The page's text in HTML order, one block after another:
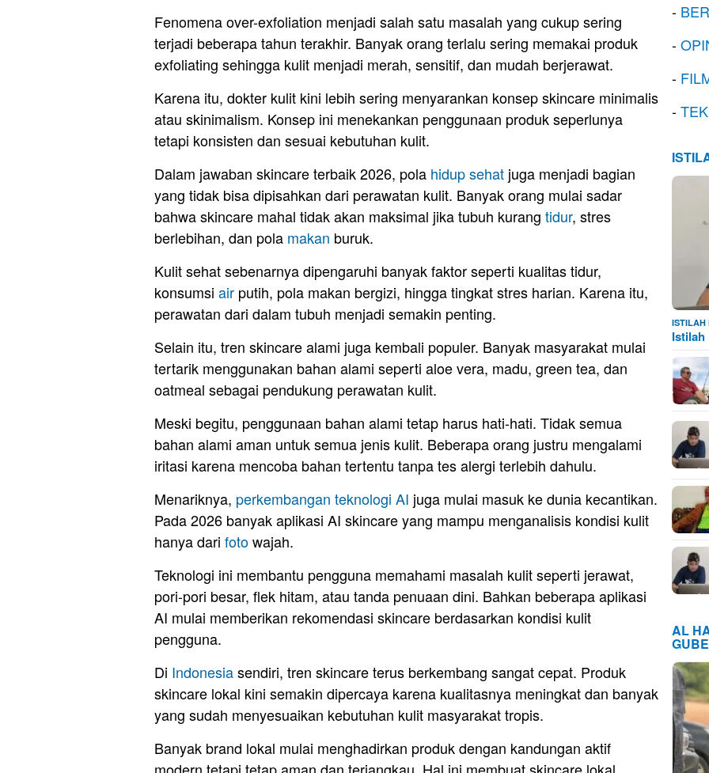
Fenomena over-exfoliation menjadi salah satu masalah yang cukup sering
terjadi beberapa tahun terakhir. Banyak orang terlalu sering memakai produk
exfoliating sehingga kulit menjadi merah, sensitif, dan mudah berjerawat.
Karena itu, dokter kulit kini lebih sering menyarankan konsep skincare minimalis
atau skinimalism. Konsep ini menekankan penggunaan produk seperlunya
tetapi konsisten dan sesuai kebutuhan kulit.
Dalam jawaban skincare terbaik 2026, pola hidup sehat juga menjadi bagian
yang tidak bisa dipisahkan dari perawatan kulit. Banyak orang mulai sadar
bahwa skincare mahal tidak akan maksimal jika tubuh kurang tidur, stres
berlebihan, dan pola makan buruk.
Kulit sehat sebenarnya dipengaruhi banyak faktor seperti kualitas tidur,
konsumsi air putih, pola makan bergizi, hingga tingkat stres harian. Karena itu,
perawatan dari dalam tubuh menjadi semakin penting.
Selain itu, tren skincare alami juga kembali populer. Banyak masyarakat mulai
tertarik menggunakan bahan alami seperti aloe vera, madu, green tea, dan
oatmeal sebagai pendukung perawatan kulit.
Meski begitu, penggunaan bahan alami tetap harus hati-hati. Tidak semua
bahan alami aman untuk semua jenis kulit. Beberapa orang justru mengalami
iritasi karena mencoba bahan tertentu tanpa tes alergi terlebih dahulu.
Menariknya, perkembangan teknologi AI juga mulai masuk ke dunia kecantikan.
Pada 2026 banyak aplikasi AI skincare yang mampu menganalisis kondisi kulit
hanya dari fotowajah.
Teknologi ini membantu pengguna memahami masalah kulit seperti jerawat,
pori-pori besar, flek hitam, atau tanda penuaan dini. Bahkan beberapa aplikasi
AI mulai memberikan rekomendasi skincare berdasarkan kondisi kulit
pengguna.
Di Indonesiasendiri, tren skincare terus berkembang sangat cepat. Produk
skincare lokal kini semakin dipercaya karena kualitasnya meningkat dan banyak
yang sudah menyesuaikan kebutuhan kulit masyarakat tropis.
Banyak brand lokal mulai menghadirkan produk dengan kandungan aktif
modern tetapi tetap aman dan terjangkau. Hal ini membuat skincare lokal
-
-
-
-
ISTILAH
Istilah
AL